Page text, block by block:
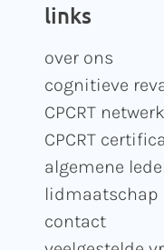
links
over ons
cognitieve
CPCRT
CPCRT
algemene
lidmaatschap
contact